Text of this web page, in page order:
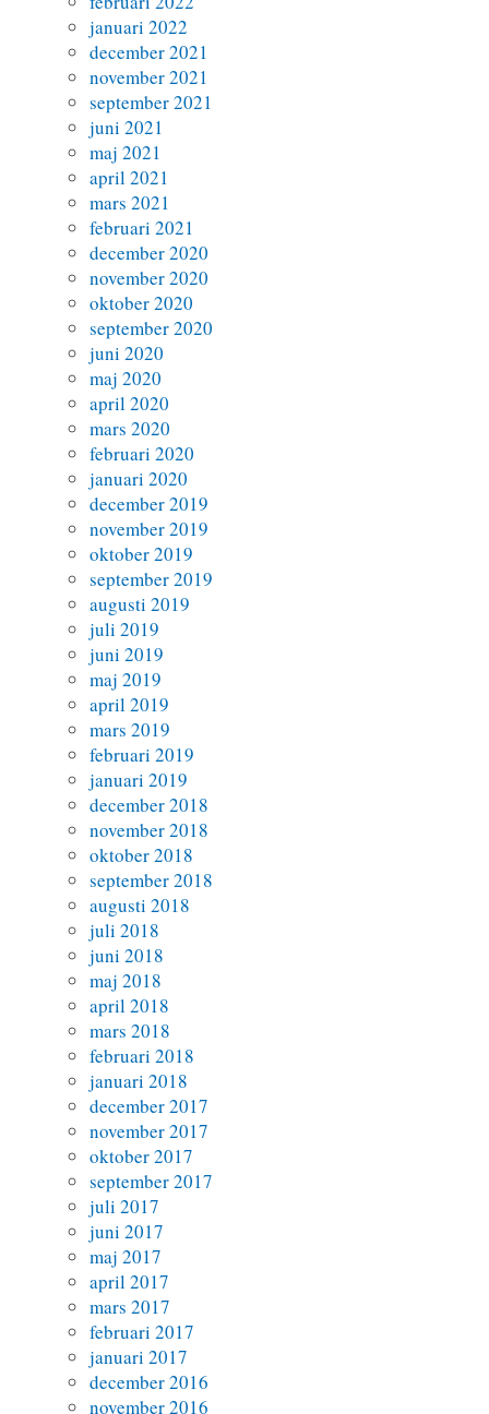
januari 2022
december 2021
november 2021
september 2021
juni 2021
maj 2021
april 2021
mars 2021
februari 2021
december 2020
november 2020
oktober 2020
september 2020
juni 2020
maj 2020
april 2020
mars 2020
februari 2020
januari 2020
december 2019
november 2019
oktober 2019
september 2019
augusti 2019
juli 2019
juni 2019
maj 2019
april 2019
mars 2019
februari 2019
januari 2019
december 2018
november 2018
oktober 2018
september 2018
augusti 2018
juli 2018
juni 2018
maj 2018
april 2018
mars 2018
februari 2018
januari 2018
december 2017
november 2017
oktober 2017
september 2017
juli 2017
juni 2017
maj 2017
april 2017
mars 2017
februari 2017
januari 2017
december 2016
november 2016